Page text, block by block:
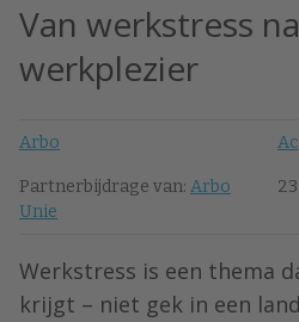
Van werkstress
werkplezier
Arbo
Partnerbijdrage van: Arbo
Unie
Werkstress is een thema
krijgt – niet gek in een